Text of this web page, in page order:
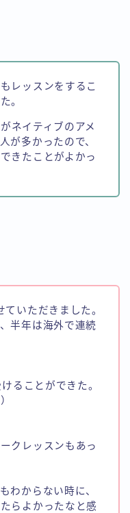
レッスンをするこ
。
ネイティブのアメ
が多かったので、
きたことがよかっ
いただきました。
半年は海外で連続
ることができた。
クレッスンもあっ
わからない時に、
らよかったなと感